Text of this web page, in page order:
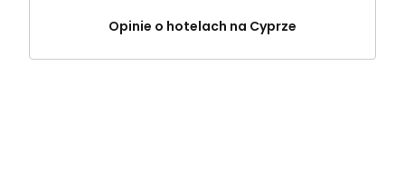
Opinie o hotelach na Cyprze